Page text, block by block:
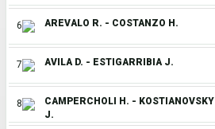
6 AREVALO R. - COSTANZO H.
7 AVILA D. - ESTIGARRIBIA J.
8
CAMPERCHOLI H. - KOSTIANOVSKY
J.